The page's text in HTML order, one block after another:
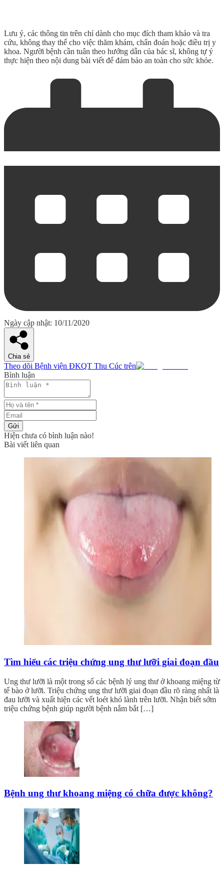
Lưu ý, các thông tin trên chỉ dành cho mục đích tham khảo và tra
cứu, không thay thế cho việc thăm khám, chẩn đoán hoặc điều trị y
khoa. Người bệnh cần tuân theo hướng dẫn của bác sĩ, không tự ý
thực hiện theo nội dung bài viết để đảm bảo an toàn cho sức khỏe.
Ngày cập nhật: 10/11/2020
Chia sẻ
Theo dõi Bệnh viện ĐKQT Thu Cúc trên
Bình luận
Gửi
Hiện chưa có bình luận nào!
Bài viết liên quan
Tìm hiểu các triệu chứng ung thư lưỡi giai đoạn đầu
Ung thư lưỡi là một trong số các bệnh lý ung thư ở khoang miệng từ
tế bào ở lưỡi. Triệu chứng ung thư lưỡi giai đoạn đầu rõ ràng nhất là
đau lưỡi và xuất hiện các vết loét khó lành trên lưỡi. Nhận biết sớm
triệu chứng bệnh giúp người bệnh nắm bắt […]
Bệnh ung thư khoang miệng có chữa được không?